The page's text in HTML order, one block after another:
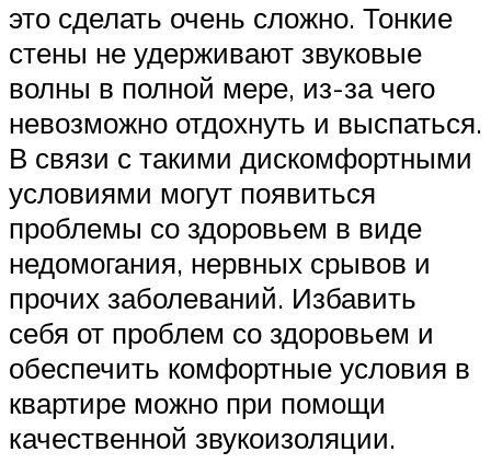
это сделать очень сложно. Тонкие
стены не удерживают звуковые
волны в полной мере, из-за чего
невозможно отдохнуть и выспаться.
В связи с такими дискомфортными
условиями могут появиться
проблемы со здоровьем в виде
недомогания, нервных срывов и
прочих заболеваний. Избавить
себя от проблем со здоровьем и
обеспечить комфортные условия в
квартире можно при помощи
качественной звукоизоляции.